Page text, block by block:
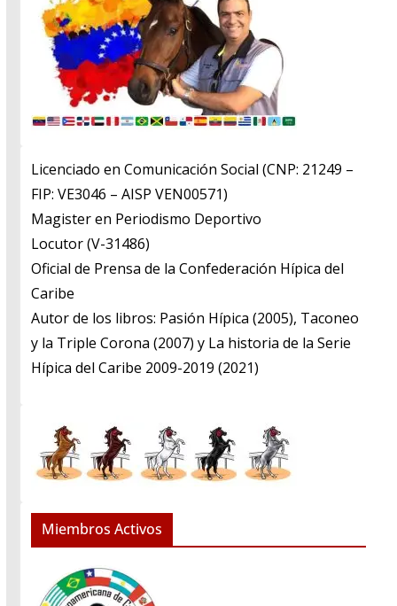
Licenciado en Comunicación Social (CNP: 21249 –
FIP: VE3046 – AISP VEN00571)
​Magister en Periodismo Deportivo
​Locutor (V-31486)
​Oficial de Prensa de la Confederación Hípica del
Caribe
​Autor de los libros: Pasión Hípica (2005), Taconeo
y la Triple Corona (2007) y La historia de la Serie
Hípica del Caribe 2009-2019 (2021)
Miembros Activos